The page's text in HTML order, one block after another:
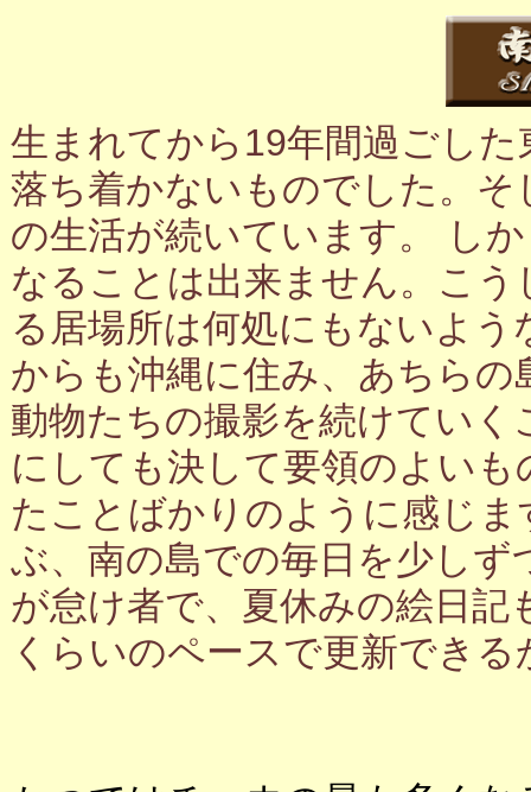
生まれてから19年間過ごし
落ち着かないものでした。
の生活が続いています。 し
なることは出来ません。こ
る居場所は何処にもないよ
からも沖縄に住み、あちら
動物たちの撮影を続けてい
にしても決して要領のよい
たことばかりのように感じ
ぶ、南の島での毎日を少し
が怠け者で、夏休みの絵日
くらいのペースで更新でき